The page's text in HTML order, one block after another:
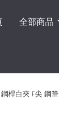
全部商品
鋼桿白夾 F尖 鋼筆